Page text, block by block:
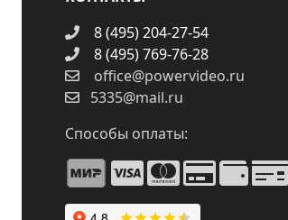
8 (495) 204-27-54
8 (495) 769-76-28
office@powervideo.ru
5335@mail.ru
Способы оплаты: